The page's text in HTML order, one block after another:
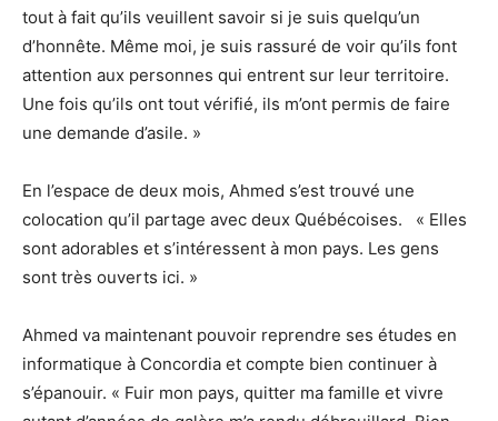
tout à fait qu’ils veuillent savoir si je suis quelqu’un
d’honnête. Même moi, je suis rassuré de voir qu’ils font
attention aux personnes qui entrent sur leur territoire.
Une fois qu’ils ont tout vérifié, ils m’ont permis de faire
une demande d’asile. »
En l’espace de deux mois, Ahmed s’est trouvé une
colocation qu’il partage avec deux Québécoises. « Elles
sont adorables et s’intéressent à mon pays. Les gens
sont très ouverts ici. »
Ahmed va maintenant pouvoir reprendre ses études en
informatique à Concordia et compte bien continuer à
s’épanouir. « Fuir mon pays, quitter ma famille et vivre